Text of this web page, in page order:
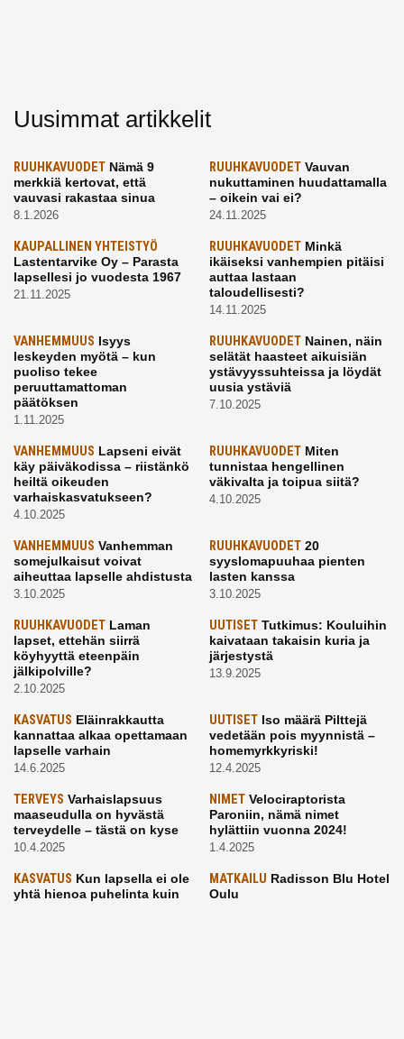
Uusimmat artikkelit
RUUHKAVUODET Nämä 9
merkkiä kertovat, että
vauvasi rakastaa sinua
8.1.2026
RUUHKAVUODETVauvan
nukuttaminen huudattamalla
– oikein vai ei?
24.11.2025
KAUPALLINEN YHTEISTYÖ
Lastentarvike Oy – Parasta
lapsellesi jo vuodesta 1967
21.11.2025
RUUHKAVUODETMinkä
ikäiseksi vanhempien pitäisi
auttaa lastaan
taloudellisesti?
14.11.2025
VANHEMMUUS Isyys
leskeyden myötä – kun
puoliso tekee
peruuttamattoman
päätöksen
1.11.2025
RUUHKAVUODETNainen, näin
selätät haasteet aikuisiän
ystävyyssuhteissa ja löydät
uusia ystäviä
7.10.2025
VANHEMMUUS Lapseni eivät
käy päiväkodissa – riistänkö
heiltä oikeuden
varhaiskasvatukseen?
4.10.2025
RUUHKAVUODETMiten
tunnistaa hengellinen
väkivalta ja toipua siitä?
4.10.2025
VANHEMMUUS Vanhemman
somejulkaisut voivat
aiheuttaa lapselle ahdistusta
3.10.2025
RUUHKAVUODET20
syyslomapuuhaa pienten
lasten kanssa
3.10.2025
RUUHKAVUODET Laman
lapset, ettehän siirrä
köyhyyttä eteenpäin
jälkipolville?
2.10.2025
UUTISETTutkimus: Kouluihin
kaivataan takaisin kuria ja
järjestystä
13.9.2025
KASVATUS Eläinrakkautta
kannattaa alkaa opettamaan
lapselle varhain
14.6.2025
UUTISETIso määrä Pilttejä
vedetään pois myynnistä –
homemyrkkyriski!
12.4.2025
TERVEYS Varhaislapsuus
maaseudulla on hyvästä
terveydelle – tästä on kyse
10.4.2025
NIMETVelociraptorista
Paroniin, nämä nimet
hylättiin vuonna 2024!
1.4.2025
KASVATUS Kun lapsella ei ole
yhtä hienoa puhelinta kuin
MATKAILU Radisson Blu Hotel
Oulu